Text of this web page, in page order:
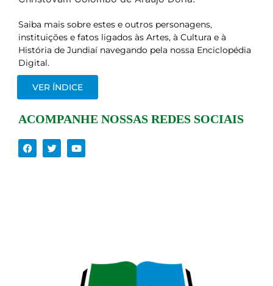
Saiba mais sobre estes e outros personagens,
instituições e fatos ligados às Artes, à Cultura e à
História de Jundiaí navegando pela nossa Enciclopédia
Digital.
VER ÍNDICE
ACOMPANHE NOSSAS REDES SOCIAIS